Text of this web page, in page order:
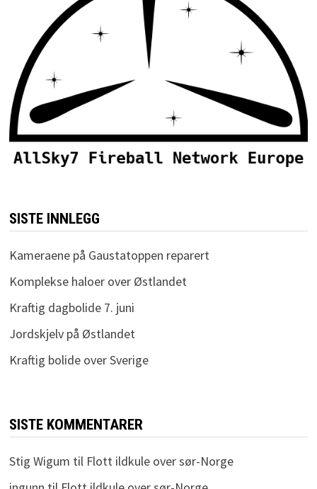
SISTE INNLEGG
Kameraene på Gaustatoppen reparert
Komplekse haloer over Østlandet
Kraftig dagbolide 7. juni
Jordskjelv på Østlandet
Kraftig bolide over Sverige
SISTE KOMMENTARER
Stig Wigum til Flott ildkule over sør-Norge